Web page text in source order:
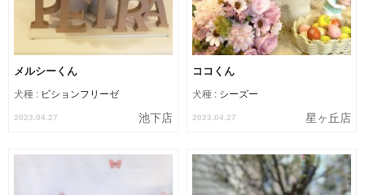
メルシーくん
犬種 : ビションフリーゼ
2023.04.27 池下店
ココくん
犬種 : シーズー
2023.04.27 星ヶ丘店